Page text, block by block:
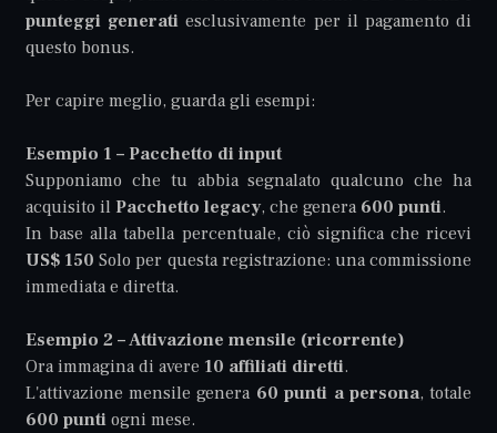
punteggi generati esclusivamente per il pagamento di
questo bonus.
Per capire meglio, guarda gli esempi:
Esempio 1 – Pacchetto di input
Supponiamo che tu abbia segnalato qualcuno che ha
acquisito il Pacchetto legacy, che genera 600 punti.
In base alla tabella percentuale, ciò significa che ricevi
US$ 150 Solo per questa registrazione: una commissione
immediata e diretta.
Esempio 2 – Attivazione mensile (ricorrente)
Ora immagina di avere 10 affiliati diretti.
L'attivazione mensile genera 60 punti a persona, totale
600 puntiogni mese.